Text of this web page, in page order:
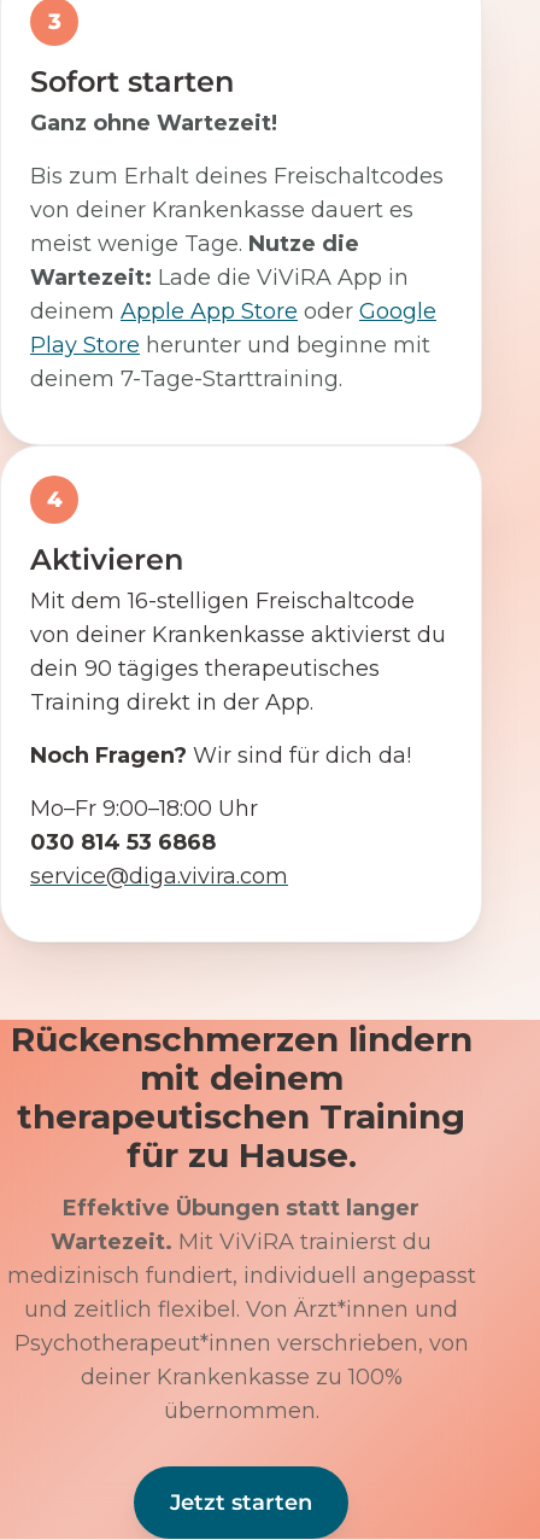
3
Sofort starten
Ganz ohne Wartezeit!
Bis zum Erhalt deines Freischaltcodes
von deiner Krankenkasse dauert es
meist wenige Tage. Nutze die
Wartezeit: Lade die ViViRA App in
deinem Apple App Store oder Google
Play Store herunter und beginne mit
deinem 7-Tage-Starttraining.
4
Aktivieren
Mit dem 16-stelligen Freischaltcode
von deiner Krankenkasse aktivierst du
dein 90 tägiges therapeutisches
Training direkt in der App.
Noch Fragen? Wir sind für dich da!
Mo–Fr 9:00–18:00 Uhr
030 814 53 6868
service@diga.vivira.com
Rückenschmerzen lindern
mit deinem
therapeutischen Training
für zu Hause.
Effektive Übungen statt langer
Wartezeit. Mit ViViRA trainierst du
medizinisch fundiert, individuell angepasst
und zeitlich flexibel. Von Ärzt*innen und
Psychotherapeut*innen verschrieben, von
deiner Krankenkasse zu 100%
übernommen.
Jetzt starten